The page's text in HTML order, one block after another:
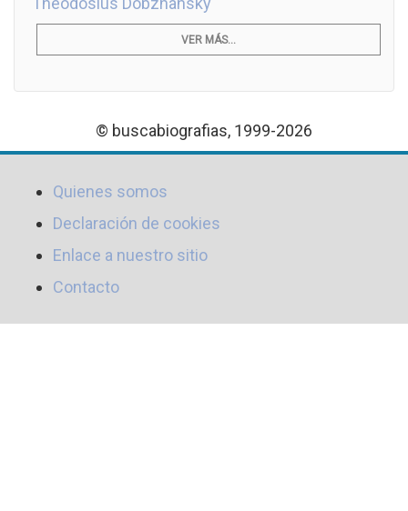
VER MÁS...
© buscabiografias, 1999-2026
Quienes somos
Declaración de cookies
Enlace a nuestro sitio
Contacto